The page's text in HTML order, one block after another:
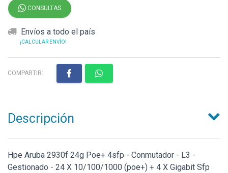
CONSULTAS
Envíos a todo el país
¡CALCULAR ENVÍO!
COMPARTIR:
Descripción
Hpe Aruba 2930f 24g Poe+ 4sfp - Conmutador - L3 -
Gestionado - 24 X 10/100/1000 (poe+) + 4 X Gigabit Sfp